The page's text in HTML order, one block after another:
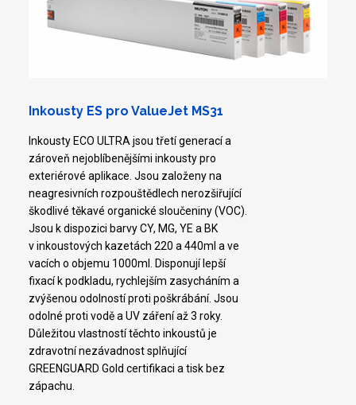
Inkousty ES pro ValueJet MS31
Inkousty ECO ULTRA jsou třetí generací a
zároveň nejoblíbenějšími inkousty pro
exteriérové aplikace. Jsou založeny na
neagresivních rozpouštědlech nerozšiřující
škodlivé těkavé organické sloučeniny (VOC).
Jsou k dispozici barvy CY, MG, YE a BK
v inkoustových kazetách 220 a 440ml a ve
vacích o objemu 1000ml. Disponují lepší
fixací k podkladu, rychlejším zasycháním a
zvýšenou odolností proti poškrábání. Jsou
odolné proti vodě a UV záření až 3 roky.
Důležitou vlastností těchto inkoustů je
zdravotní nezávadnost splňující
GREENGUARD Gold certifikaci a tisk bez
zápachu.